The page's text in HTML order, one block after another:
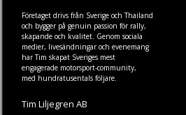
Företaget drivs från Sverige och Thailand
och bygger på genuin passion för rally,
skapande och kvalitet. Genom sociala
medier, livesändningar och evenemang
har Tim skapat Sveriges mest
engagerade motorsport-community,
med hundratusentals följare.
Tim Liljegren AB